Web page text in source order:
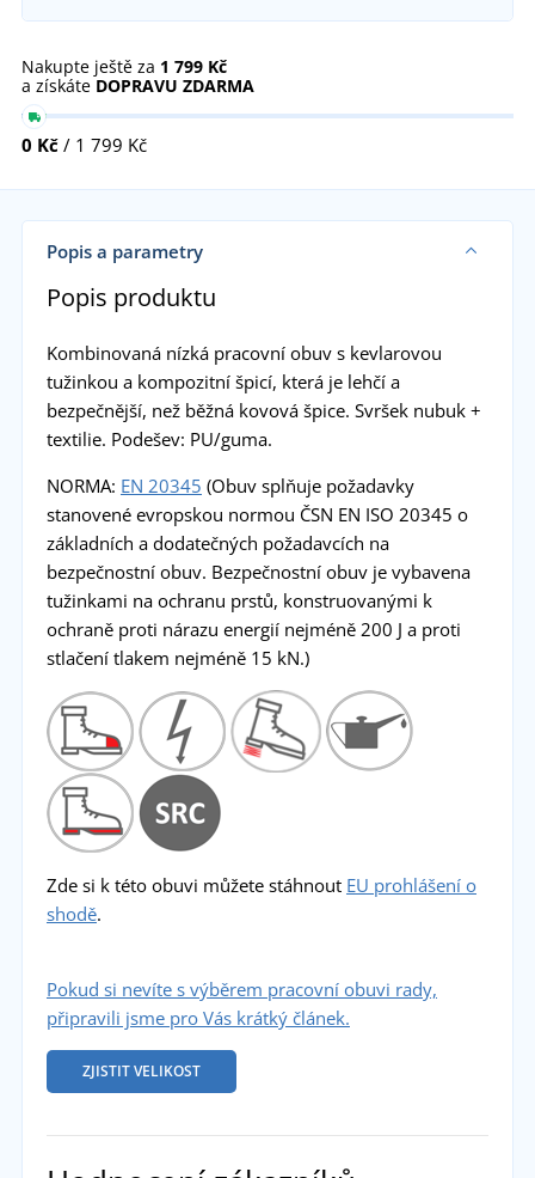
Nakupte ještě za 1 799 Kč
a získáte DOPRAVU ZDARMA
0 Kč / 1 799 Kč
Popis a parametry
Popis produktu
Kombinovaná nízká pracovní obuv s kevlarovou
tužinkou a kompozitní špicí, která je lehčí a
bezpečnější, než běžná kovová špice. Svršek nubuk +
textilie. Podešev: PU/guma.
NORMA: EN 20345 (Obuv splňuje požadavky
stanovené evropskou normou ČSN EN ISO 20345 o
základních a dodatečných požadavcích na
bezpečnostní obuv. Bezpečnostní obuv je vybavena
tužinkami na ochranu prstů, konstruovanými k
ochraně proti nárazu energií nejméně 200 J a proti
stlačení tlakem nejméně 15 kN.)
Zde si k této obuvi můžete stáhnout EU prohlášení o
shodě.
Pokud si nevíte s výběrem pracovní obuvi rady,
připravili jsme pro Vás krátký článek.
ZJISTIT VELIKOST